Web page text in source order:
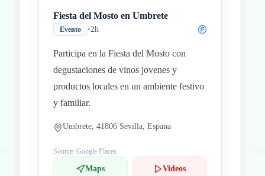
Fiesta del Mosto en Umbrete
Evento •2h
Participa en la Fiesta del Mosto con
degustaciones de vinos jovenes y
productos locales en un ambiente festivo
y familiar.
Umbrete, 41806 Sevilla, Espana
Source: Google Places
Maps Videos